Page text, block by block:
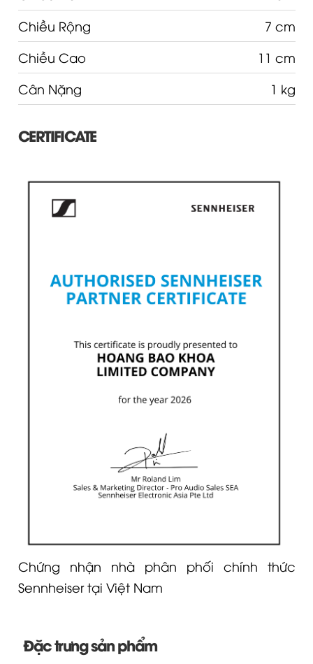
Chiều Rộng
7 cm
Chiều Cao
11 cm
Cân Nặng
1 kg
Chứng nhận nhà phân phối chính thức
Sennheiser tại Việt Nam